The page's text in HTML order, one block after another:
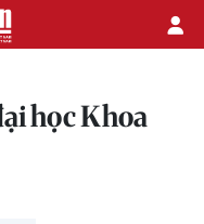
học Khoa